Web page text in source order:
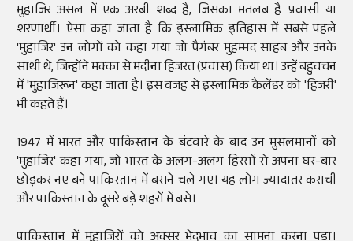
मुहाजिर असल में एक अरबी शब्द है, जिसका मतलब है प्रवासी या
शरणार्थी। ऐसा कहा जाता है कि इस्लामिक इतिहास में सबसे पहले
'मुहाजिर' उन लोगों को कहा गया जो पैगंबर मुहम्मद साहब और उनके
साथी थे, जिन्होंने मक्का से मदीना हिजरत (प्रवास) किया था। उन्हें बहुवचन
में 'मुहाजिरून' कहा जाता है। इस वजह से इस्लामिक कैलेंडर को 'हिजरी'
भी कहते हैं।
1947 में भारत और पाकिस्तान के बंटवारे के बाद उन मुसलमानों को
'मुहाजिर' कहा गया, जो भारत के अलग-अलग हिस्सों से अपना घर-बार
छोड़कर नए बने पाकिस्तान में बसने चले गए। यह लोग ज्यादातर कराची
और पाकिस्तान के दूसरे बड़े शहरों में बसे।